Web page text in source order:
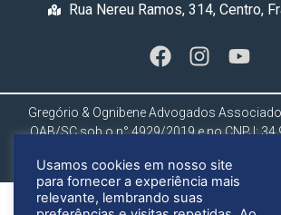
Rua Nereu Ramos, 314, Centro,
Gregório & Ognibene Advogados
OAB/SC sob o n° 4929/2019 e no CNPJ:
Gregório & Ognibene Advogados
Usamos cookies em nosso site
para fornecer a experiência mais
relevante, lembrando suas